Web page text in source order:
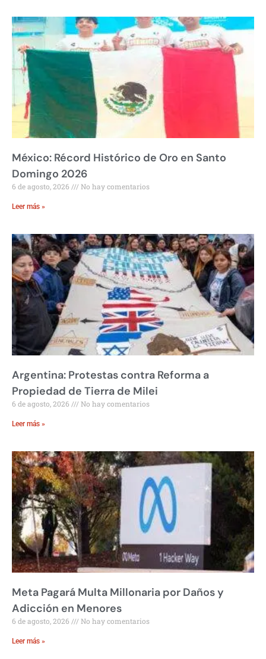
México: Récord Histórico de Oro en Santo
Domingo 2026
6 de agosto, 2026 No hay comentarios
Leer más »
Argentina: Protestas contra Reforma a
Propiedad de Tierra de Milei
6 de agosto, 2026 No hay comentarios
Leer más »
Meta Pagará Multa Millonaria por Daños y
Adicción en Menores
6 de agosto, 2026 No hay comentarios
Leer más »